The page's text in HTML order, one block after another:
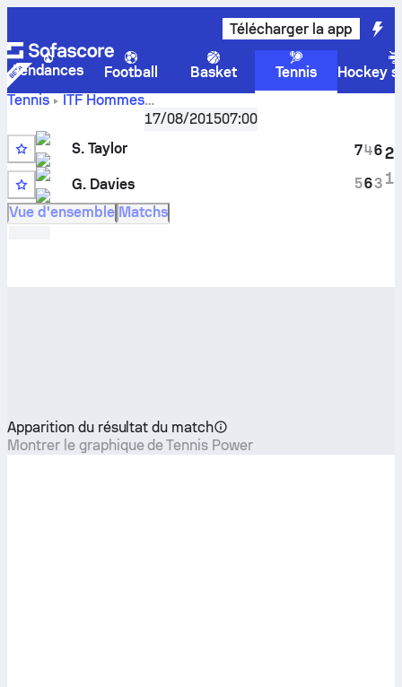
Télécharger la app
Tendances Football Basket Tennis
Hockey
Tennis
ITF Hommes
,1/16-finals (R32)
Sam Taylor
17/08/201507:00
S. Taylor
G. Davies
7
5
4
6
6
3
2
1
Vue d'ensemble Matchs
Apparition du résultat du match
Montrer le graphique de Tennis Power